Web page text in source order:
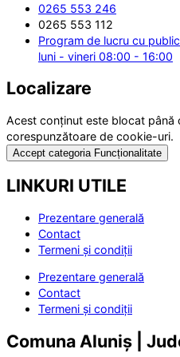
0265 553 246
0265 553 112
Program de lucru cu
luni - vineri 08:00 - 16:00
Localizare
Acest conținut este blocat până
corespunzătoare de cookie-uri.
Accept categoria Funcționalitate
LINKURI UTILE
Prezentare generală
Contact
Termeni și condiții
Prezentare generală
Contact
Termeni și condiții
Comuna Aluniș |